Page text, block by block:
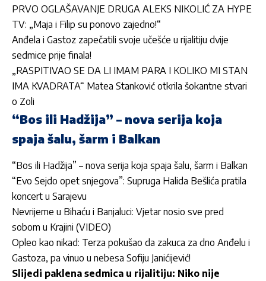
PRVO OGLAŠAVANJE DRUGA ALEKS NIKOLIĆ ZA HYPE
TV: „Maja i Filip su ponovo zajedno!“
Anđela i Gastoz zapečatili svoje učešće u rijalitiju dvije
sedmice prije finala!
„RASPITIVAO SE DA LI IMAM PARA I KOLIKO MI STAN
IMA KVADRATA“ Matea Stanković otkrila šokantne stvari
o Zoli
“Bos ili Hadžija” – nova serija koja
spaja šalu, šarm i Balkan
“Bos ili Hadžija” – nova serija koja spaja šalu, šarm i Balkan
“Evo Sejdo opet snjegova”: Supruga Halida Bešlića pratila
koncert u Sarajevu
Nevrijeme u Bihaću i Banjaluci: Vjetar nosio sve pred
sobom u Krajini (VIDEO)
Opleo kao nikad: Terza pokušao da zakuca za dno Anđelu i
Gastoza, pa vinuo u nebesa Sofiju Janićijević!
Slijedi paklena sedmica u rijalitiju: Niko nije